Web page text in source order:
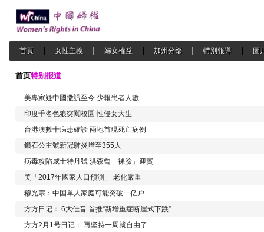
首頁 女性主義 婦女權益 加州分部 特別報導 圖
首页特别报道
美專家疑中國撒謊至今 少報患者人數
印度千名色狼突闖校園 性侵女大生
台港澳數十病患確診 兩地首現死亡病例
鑽石公主號新冠肺炎增至355人
病毒攻陷威士特丹號 洪森曾「裸臉」迎賓
美「2017年國家人口預測」 老化嚴重
穆光宗：中国单人家庭可能突破一亿户
方方日记： 6大佳音 首推“新增重症断崖式下跌”
方方2月1号日记： 再坚持一周就自由了